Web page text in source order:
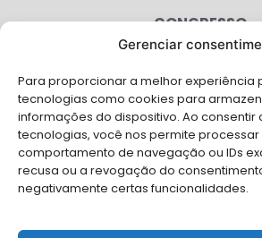
Gerenciar
Para proporcionar a melhor experiência
tecnologias como cookies para
informações do dispositivo. Ao consentir
tecnologias, você nos permite
comportamento de navegação ou IDs
recusa ou a revogação do
negativamente certas funcionalidades.
CONGRESSO
CAMPANHAS
SERVIÇOS
FILIADAS